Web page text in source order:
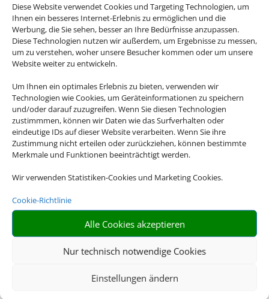
Diese Website verwendet Cookies und Targeting Technologien, um
Ihnen ein besseres Internet-Erlebnis zu ermöglichen und die
Werbung, die Sie sehen, besser an Ihre Bedürfnisse anzupassen.
Diese Technologien nutzen wir außerdem, um Ergebnisse zu messen,
um zu verstehen, woher unsere Besucher kommen oder um unsere
Website weiter zu entwickeln.
Um Ihnen ein optimales Erlebnis zu bieten, verwenden wir
Technologien wie Cookies, um Geräteinformationen zu speichern
und/oder darauf zuzugreifen. Wenn Sie diesen Technologien
zustimmmen, können wir Daten wie das Surfverhalten oder
eindeutige IDs auf dieser Website verarbeiten. Wenn Sie ihre
Zustimmung nicht erteilen oder zurückziehen, können bestimmte
Merkmale und Funktionen beeinträchtigt werden.
Wir verwenden Statistiken-Cookies und Marketing Cookies.
Cookie-Richtlinie
Alle Cookies akzeptieren
Nur technisch notwendige Cookies
Einstellungen ändern
ab 747 €
Quinta dos Poetas
Olhão, Algarve
Saccharum
Calheta, Madeira